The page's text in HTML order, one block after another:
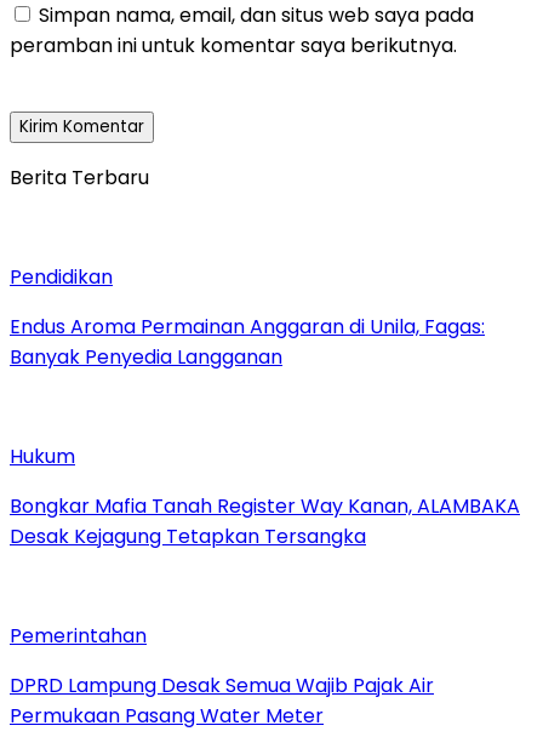
Simpan nama, email, dan situs web saya pada
peramban ini untuk komentar saya berikutnya.
Berita Terbaru
Pendidikan
Endus Aroma Permainan Anggaran di Unila, Fagas:
Banyak Penyedia Langganan
Hukum
Bongkar Mafia Tanah Register Way Kanan, ALAMBAKA
Desak Kejagung Tetapkan Tersangka
Pemerintahan
DPRD Lampung Desak Semua Wajib Pajak Air
Permukaan Pasang Water Meter